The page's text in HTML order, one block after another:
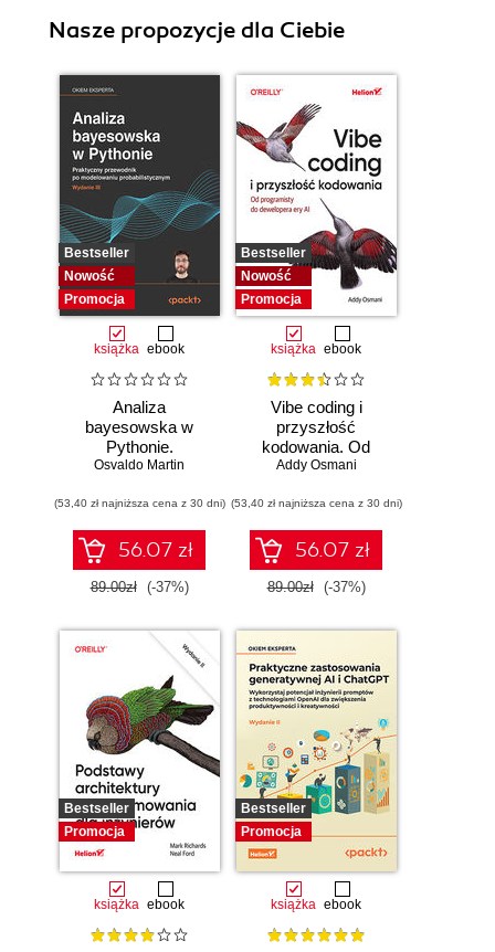
Nasze propozycje dla Ciebie
Bestseller
Nowość
Promocja
książka ebook
Analiza
bayesowska w
Pythonie.
Praktyczny
modelowaniu
probabilistycznym.
Wydanie III
Osvaldo Martin
(53,40 zł najniższa cena z 30 dni)
56.07 zł
89.00zł (-37%)
Bestseller
Nowość
Promocja
książka ebook
Vibe coding i
przyszłość
kodowania. Od
programisty do
Addy Osmani
(53,40 zł najniższa cena z 30 dni)
56.07 zł
89.00zł (-37%)
Bestseller
Promocja
książka ebook
Bestseller
Promocja
książka ebook